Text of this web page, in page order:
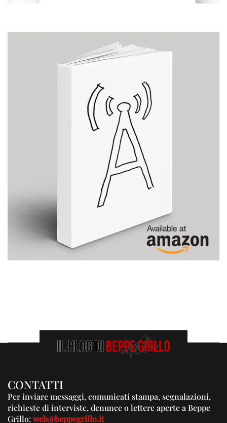
CONTATTI
Per inviare messaggi, comunicati stampa, segnalazioni,
richieste di interviste, denunce o lettere aperte a Beppe
Grillo:web@beppegrillo.it